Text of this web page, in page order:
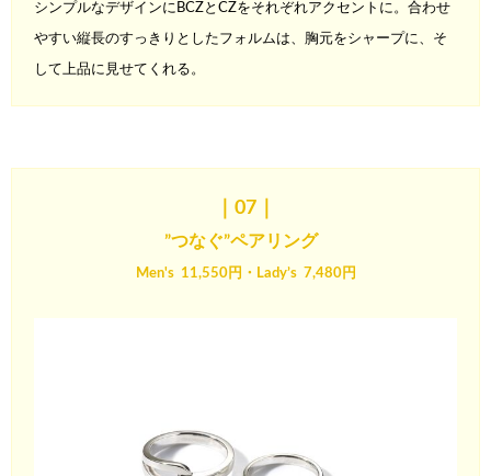
シンプルなデザインにBCZとCZをそれぞれアクセントに。合わせ
やすい縦長のすっきりとしたフォルムは、胸元をシャープに、そ
して 上品に見せてくれる。
｜07
”つなぐ”ペアリング
Men's 11,550円・Lady’s 7,480円